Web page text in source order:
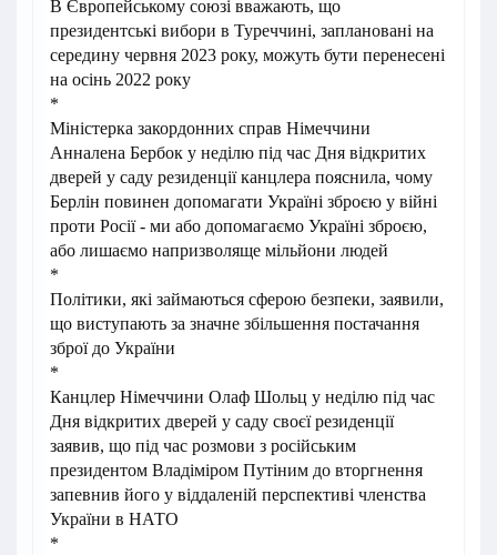
В Європейському союзі вважають, що
президентські вибори в Туреччині, заплановані на
середину червня 2023 року, можуть бути перенесені
на осінь 2022 року
*
Міністерка закордонних справ Німеччини
Анналена Бербок у неділю під час Дня відкритих
дверей у саду резиденції канцлера пояснила, чому
Берлін повинен допомагати Україні зброєю у війні
проти Росії - ми або допомагаємо Україні зброєю,
або лишаємо напризволяще мільйони людей
*
Політики, які займаються сферою безпеки, заявили,
що виступають за значне збільшення постачання
зброї до України
*
Канцлер Німеччини Олаф Шольц у неділю під час
Дня відкритих дверей у саду своєї резиденції
заявив, що під час розмови з російським
президентом Владіміром Путіним до вторгнення
запевнив його у віддаленій перспективі членства
України в НАТО
*